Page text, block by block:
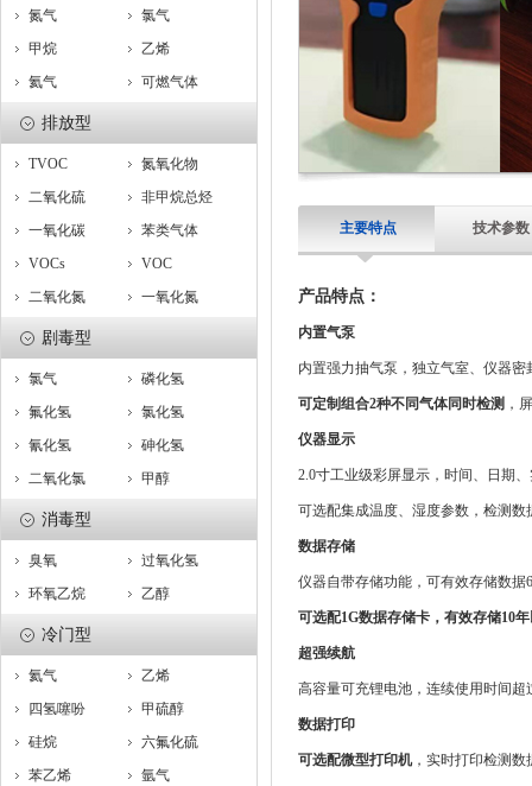
氮气
氯气
甲烷
乙烯
氦气
可燃气体
排放型
TVOC
氮氧化物
二氧化硫
非甲烷总烃
一氧化碳
苯类气体
VOCs
VOC
二氧化氮
一氧化氮
剧毒型
氯气
磷化氢
氟化氢
氯化氢
氰化氢
砷化氢
二氧化氯
甲醇
消毒型
臭氧
过氧化氢
环氧乙烷
乙醇
冷门型
氦气
乙烯
四氢噻吩
甲硫醇
硅烷
六氟化硫
苯乙烯
氩气
主要特点 技术参数
产品特点：
内置气泵
内置强力抽气泵，独立气室、仪器
可定制组合2种不同气体同时检测 ，
仪器显示
2.0寸工业级彩屏显示，时间、日期
可选配集成温度、湿度参数，检测数
数据存储
仪器自带存储功能，可有效存储数
可选配1G数据存储卡，有效存储10
超强续航
高容量可充锂电池，连续使用时间超
数据打印
可选配微型打印机，实时打印检测数